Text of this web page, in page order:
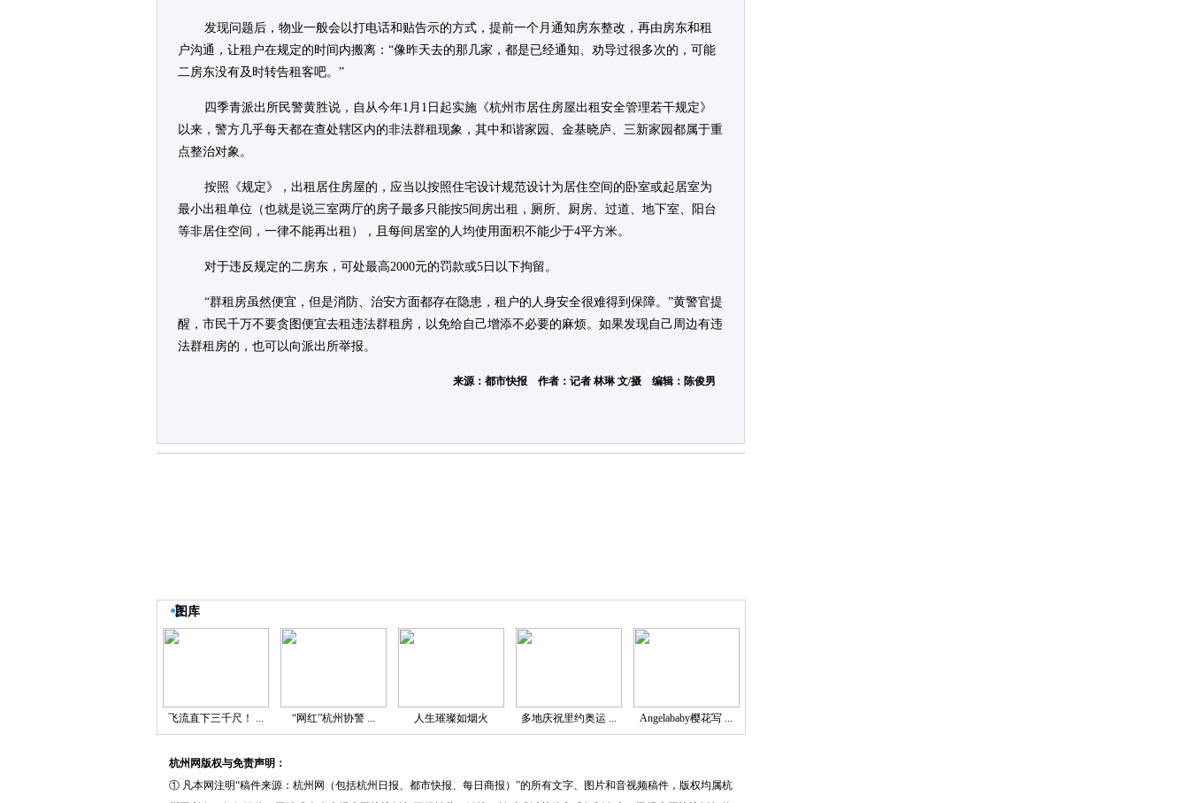
发现问题后，物业一般会以打电话和贴告示的方式，提前一个月通知房东整改，再由房东和租
户沟通，让租户在规定的时间内搬离：“像昨天去的那几家，都是已经通知、劝导过很多次的，可能
二房东没有及时转告租客吧。”
四季青派出所民警黄胜说，自从今年1月1日起实施《杭州市居住房屋出租安全管理若干规定》
以来，警方几乎每天都在查处辖区内的非法群租现象，其中和谐家园、金基晓庐、三新家园都属于重
点整治对象。
按照《规定》，出租居住房屋的，应当以按照住宅设计规范设计为居住空间的卧室或起居室为
最小出租单位（也就是说三室两厅的房子最多只能按5间房出租，厕所、厨房、过道、地下室、阳台
等非居住空间，一律不能再出租），且每间居室的人均使用面积不能少于4平方米。
对于违反规定的二房东，可处最高2000元的罚款或5日以下拘留。
“群租房虽然便宜，但是消防、治安方面都存在隐患，租户的人身安全很难得到保障。”黄警官提
醒，市民千万不要贪图便宜去租违法群租房，以免给自己增添不必要的麻烦。如果发现自己周边有违
法群租房的，也可以向派出所举报。
来源：都市快报 作者：记者 林琳 文/摄 编辑：陈俊男
图库
飞流直下三千尺！ ... “网红”杭州协警 ... 人生璀璨如烟火 多地庆祝里约奥运 ... Angelababy樱花写 ...
杭州网版权与免责声明：
① 凡本网注明“稿件来源：杭州网（包括杭州日报、都市快报、每日商报）”的所有文字、图片和音视频稿件，版权均属杭